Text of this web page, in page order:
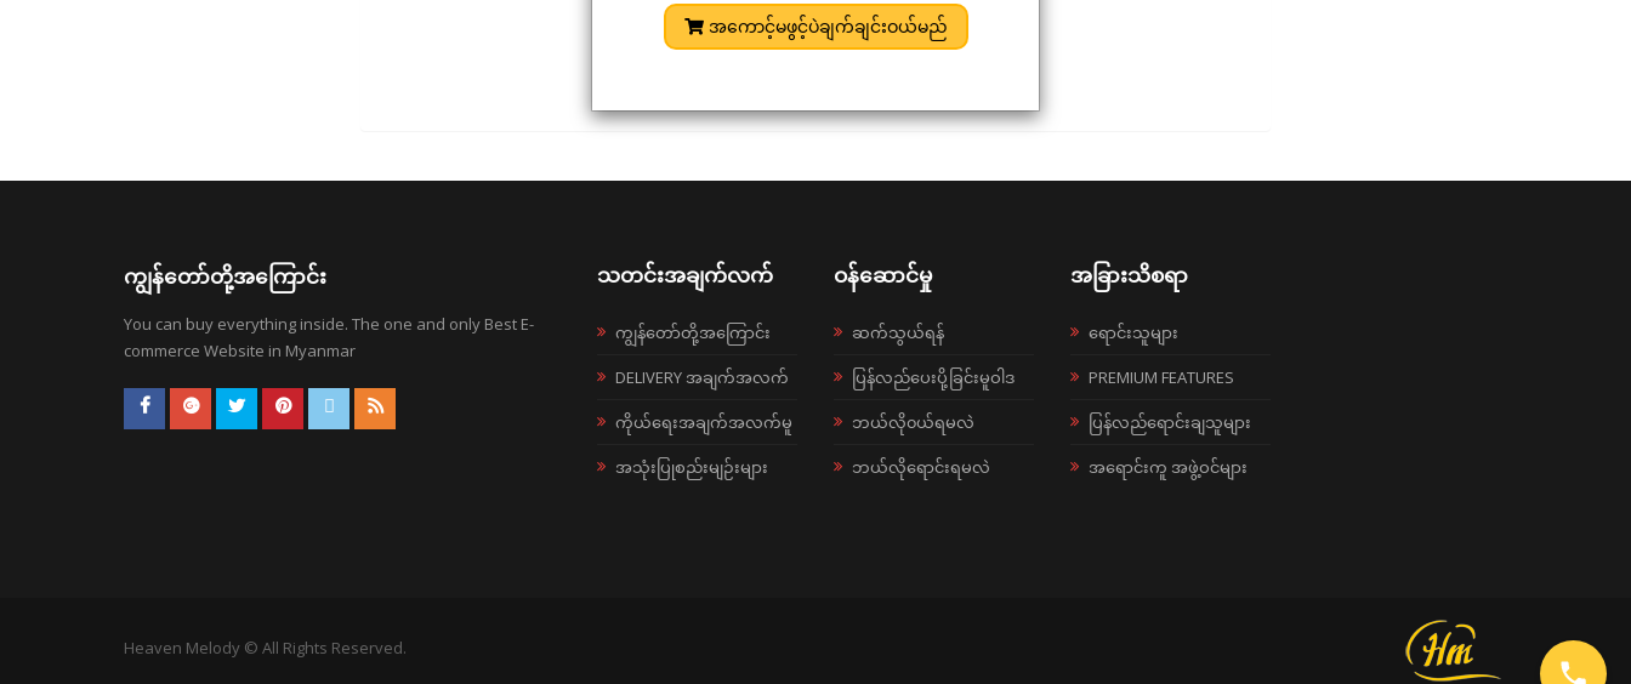
အကောင့်မဖွင့်ပဲချက်ချင်းဝယ်မည်
ကျွန်တော်တို့အကြောင်း
You can buy everything inside. The one and only Best E-
commerce Website in Myanmar
သတင်းအချက်လက်
ကျွန်တော်တို့အကြောင်း
DELIVERY အချက်အလက်
ကိုယ်ရေးအချက်အလက်မူ
အသုံးပြုစည်းမျဉ်းများ
ဝန်ဆောင်မှု
ဆက်သွယ်ရန်
ပြန်လည်ပေးပို့ခြင်းမူဝါဒ
ဘယ်လို၀ယ်ရမလဲ
ဘယ်လိုရောင်းရမလဲ
အခြားသိစရာ
ရောင်းသူများ
PREMIUM FEATURES
ပြန်လည်ရောင်းချသူများ
အရောင်းကူ အဖွဲ့ဝင်များ
Heaven Melody © All Rights Reserved.